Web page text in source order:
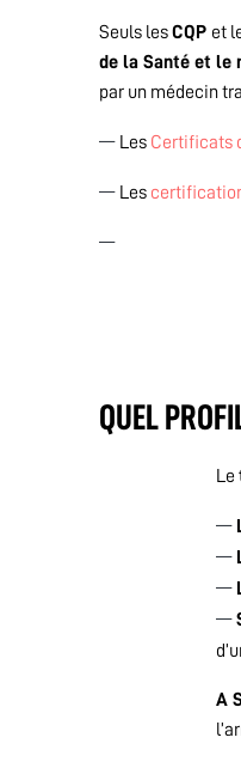
Seuls lesCQP et
de la Santé et le
par un médecin
Les Certificats
Les
QUEL
Le
A